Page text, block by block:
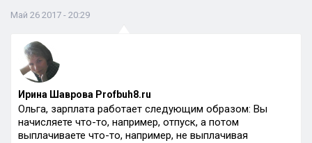
Май 26 2017 - 20:29
Ирина Шаврова Profbuh8.ru
Ольга, зарплата работает следующим образом: Вы
начисляете что-то, например, отпуск, а потом
выплачиваете что-то, например, не выплачивая